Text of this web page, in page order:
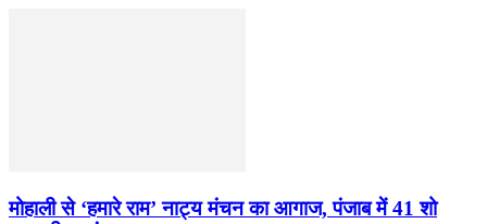
मोहाली से ‘हमारे राम’ नाट्य मंचन का आगाज, पंजाब में 41 शो